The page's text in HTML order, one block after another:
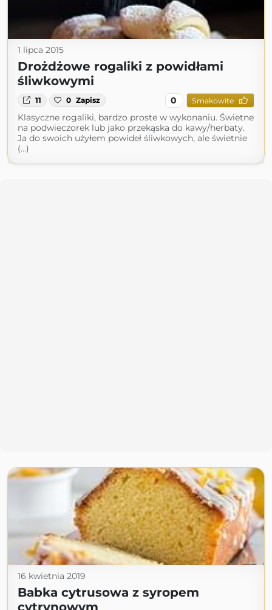
1 lipca 2015
Drożdżowe rogaliki z powidłami
śliwkowymi
11 0 Zapisz 0 Smakowite
Klasyczne rogaliki, bardzo proste w wykonaniu. Świetne
na podwieczorek lub jako przekąska do kawy/herbaty.
Ja do swoich użyłem powideł śliwkowych, ale świetnie
(...)
16 kwietnia 2019
Babka cytrusowa z syropem
cytrynowym